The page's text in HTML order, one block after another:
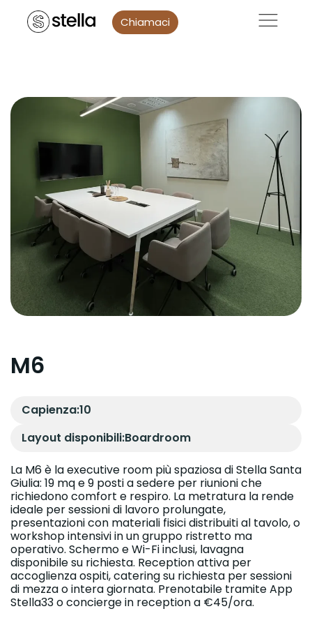
Chiamaci
M6
Capienza:10
Layout disponibili:Boardroom
La M6 è la executive room più spaziosa di Stella Santa
Giulia: 19 mq e 9 posti a sedere per riunioni che
richiedono comfort e respiro. La metratura la rende
ideale per sessioni di lavoro prolungate,
presentazioni con materiali fisici distribuiti al tavolo, o
workshop intensivi in un gruppo ristretto ma
operativo. Schermo e Wi-Fi inclusi, lavagna
disponibile su richiesta. Reception attiva per
accoglienza ospiti, catering su richiesta per sessioni
di mezza o intera giornata. Prenotabile tramite App
Stella33 o concierge in reception a €45/ora.